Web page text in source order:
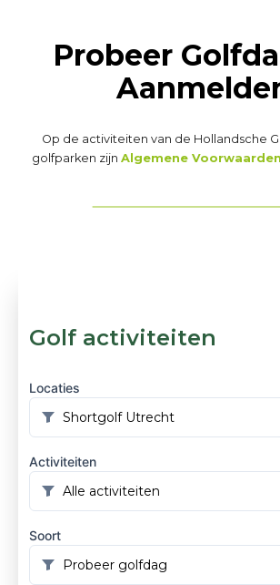
Probeer
Op de activiteiten van de Hollandsche
golfparken zijn Algemene Voorwaarden
Golf activiteiten
Locaties
Activiteiten
Soort